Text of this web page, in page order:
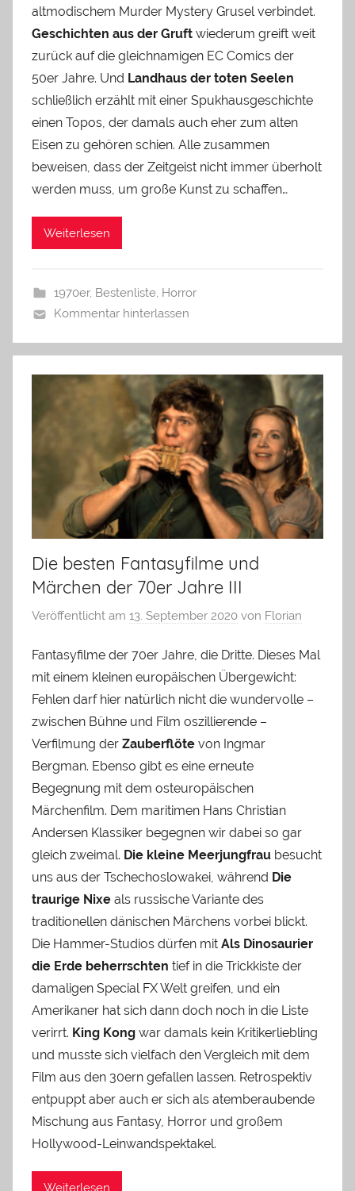
altmodischem Murder Mystery Grusel verbindet.
Geschichten aus der Gruft wiederum greift weit
zurück auf die gleichnamigen EC Comics der
50er Jahre. Und Landhaus der toten Seelen
schließlich erzählt mit einer Spukhausgeschichte
einen Topos, der damals auch eher zum alten
Eisen zu gehören schien. Alle zusammen
beweisen, dass der Zeitgeist nicht immer überholt
werden muss, um große Kunst zu schaffen…
Weiterlesen
1970er, Bestenliste, Horror
Kommentar hinterlassen
Die besten Fantasyfilme und
Märchen der 70er Jahre III
Veröffentlicht am 13. September 2020 von Florian
Fantasyfilme der 70er Jahre, die Dritte. Dieses Mal
mit einem kleinen europäischen Übergewicht:
Fehlen darf hier natürlich nicht die wundervolle –
zwischen Bühne und Film oszillierende –
Verfilmung der Zauberflöte von Ingmar
Bergman. Ebenso gibt es eine erneute
Begegnung mit dem osteuropäischen
Märchenfilm. Dem maritimen Hans Christian
Andersen Klassiker begegnen wir dabei so gar
gleich zweimal. Die kleine Meerjungfrau besucht
uns aus der Tschechoslowakei, während Die
traurige Nixe als russische Variante des
traditionellen dänischen Märchens vorbei blickt.
Die Hammer-Studios dürfen mit Als Dinosaurier
die Erde beherrschten tief in die Trickkiste der
damaligen Special FX Welt greifen, und ein
Amerikaner hat sich dann doch noch in die Liste
verirrt. King Kong war damals kein Kritikerliebling
und musste sich vielfach den Vergleich mit dem
Film aus den 30ern gefallen lassen. Retrospektiv
entpuppt aber auch er sich als atemberaubende
Mischung aus Fantasy, Horror und großem
Hollywood-Leinwandspektakel.
Weiterlesen